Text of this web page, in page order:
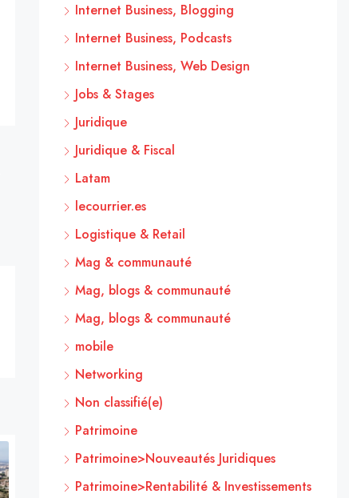
Internet Business, Blogging
Internet Business, Podcasts
Internet Business, Web Design
Jobs & Stages
Juridique
Juridique & Fiscal
Latam
lecourrier.es
Logistique & Retail
Mag & communauté
Mag, blogs & communauté
Mag, blogs & communauté
mobile
Networking
Non classifié(e)
Patrimoine
Patrimoine>Nouveautés Juridiques
Patrimoine>Rentabilité & Investissements